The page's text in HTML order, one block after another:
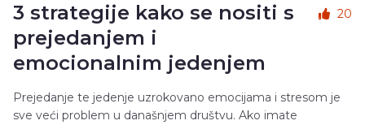
3 strategije kako se nositi s
prejedanjem i
emocionalnim jedenjem
20
Prejedanje te jedenje uzrokovano emocijama i stresom je
sve veći problem u današnjem društvu. Ako imate